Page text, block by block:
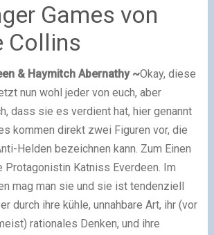
Games von
Collins
& Haymitch Abernathy ~Okay, diese
nun wohl jeder von euch, aber
dass sie es verdient hat, hier genannt
kommen direkt zwei Figuren vor, die
Helden bezeichnen kann. Zum Einen
Protagonistin Katniss Everdeen. Im
mag man sie und sie ist tendenziell
durch ihre kühle, unnahbare Art, ihr (vor
rationales Denken, und ihre